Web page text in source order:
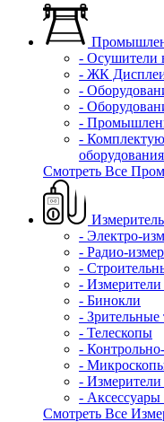
- Осушители
- ЖК
-
-
-
-
оборудования
Смотреть Все
- Электро-
- Радио-
-
-
- Бинокли
- Зрительные
- Телескопы
-
-
-
-
Смотреть Все